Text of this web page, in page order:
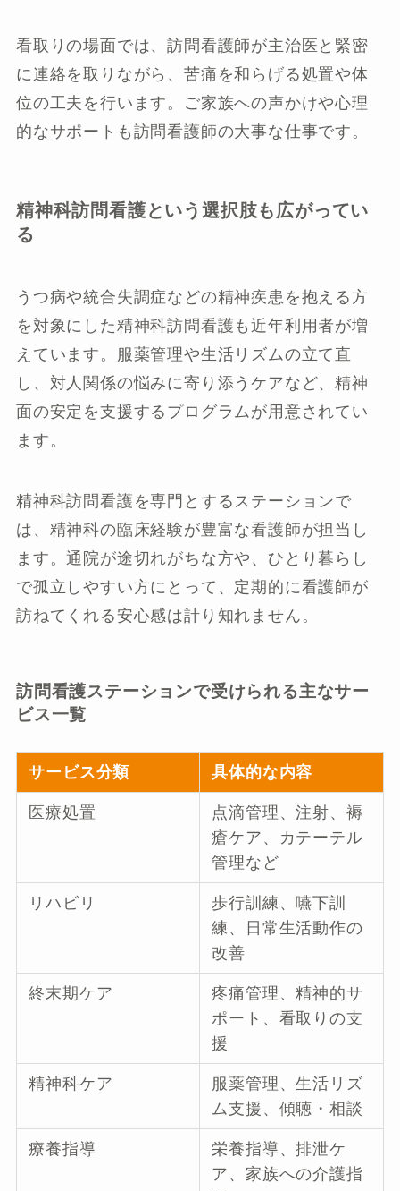
看取りの場面では、訪問看護師が主治医と緊密
に連絡を取りながら、苦痛を和らげる処置や体
位の工夫を行います。ご家族への声かけや心理
的なサポートも訪問看護師の大事な仕事です。
精神科訪問看護という選択肢も広がってい
る
うつ病や統合失調症などの精神疾患を抱える方
を対象にした精神科訪問看護も近年利用者が増
えています。服薬管理や生活リズムの立て直
し、対人関係の悩みに寄り添うケアなど、精神
面の安定を支援するプログラムが用意されてい
ます。
精神科訪問看護を専門とするステーションで
は、精神科の臨床経験が豊富な看護師が担当し
ます。通院が途切れがちな方や、ひとり暮らし
で孤立しやすい方にとって、定期的に看護師が
訪ねてくれる安心感は計り知れません。
訪問看護ステーションで受けられる主なサー
ビス一覧
サービス分類 具体的な内容
医療処置
点滴管理、注射、褥
瘡ケア、カテーテル
管理など
リハビリ
歩行訓練、嚥下訓
練、日常生活動作の
改善
終末期ケア
疼痛管理、精神的サ
ポート、看取りの支
援
精神科ケア
服薬管理、生活リズ
ム支援、傾聴・相談
療養指導
栄養指導、排泄ケ
ア、家族への介護指